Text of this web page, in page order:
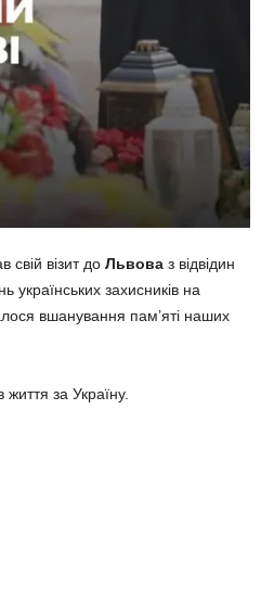
свій візит до Львова з відвідин
українських захисників на
вшанування пам’яті наших
життя за Україну.